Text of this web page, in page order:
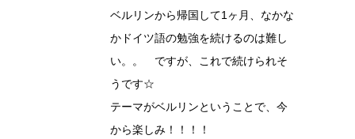
ベルリンから帰国して1ヶ月、なかな
かドイツ語の勉強を続けるのは難し
い。。 ですが、これで続けられそ
うです☆
テーマがベルリンということで、今
から楽しみ！！！！